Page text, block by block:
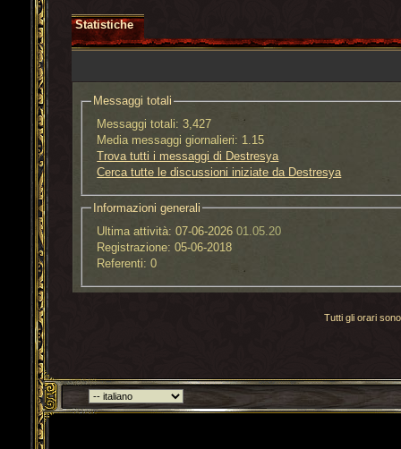
Statistiche
Messaggi totali
Messaggi totali: 3,427
Media messaggi giornalieri: 1.15
Trova tutti i messaggi di Destresya
Cerca tutte le discussioni iniziate da Destresya
Informazioni generali
Ultima attività: 07-06-202601.05.20
Registrazione: 05-06-2018
Referenti: 0
Tutti gli orari
Torna indietro